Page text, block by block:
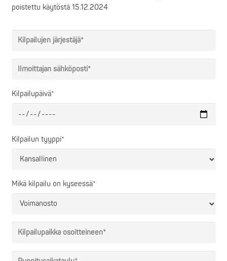
poistettu käytöstä 15.12.2024
Kilpailupäivä*
Kilpailun tyyppi*
Mikä kilpailu on kyseessä*